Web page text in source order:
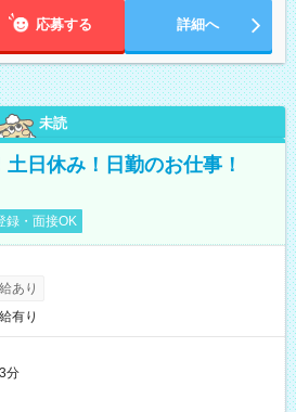
応募する 詳細へ
未読
日休み！日勤のお仕事！
録・面接OK
あり
有り
分